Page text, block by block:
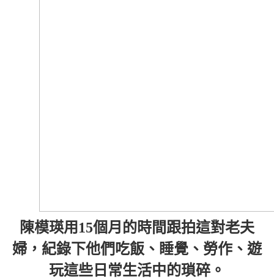
陳模瑛用15個月的時間跟拍這對老夫
婦，紀錄下他們吃飯、睡覺、勞作、遊
玩這些日常生活中的瑣碎。